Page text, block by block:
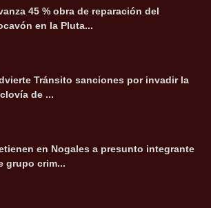
45 % obra de reparación del
en la Pluta...
Tránsito sanciones por invadir la
de ...
en Nogales a presunto integrante
grupo crim...